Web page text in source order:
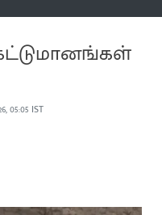
05:05 IST